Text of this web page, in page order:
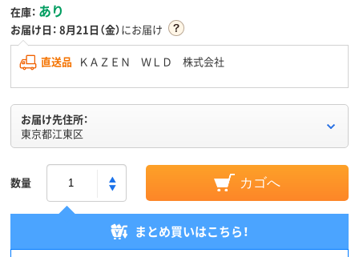
在庫： あり
お届け日： 8月21日（金）にお届け
直送品 ＫＡＺＥＮ ＷＬＤ 株式会社
お届け先住所：
東京都江東区
数量 カゴへ
まとめ買いはこちら！